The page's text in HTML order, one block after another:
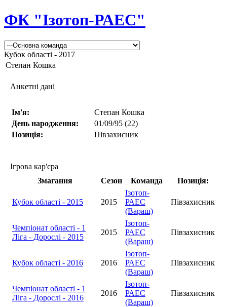
ФК "Ізотоп-РАЕС"
Кубок області - 2017
Степан Кошка
Анкетні дані
Ім'я:
Степан Кошка
День народження:
01/09/95 (22)
Позиція:
Півзахисник
Ігрова кар'єра
Змагання
Сезон Команда Позиція:
Кубок області - 2015 2015
Ізотоп-
РАЕС
(Вараш)
Півзахисник
Чемпіонат області - 1
Ліга - Дорослі - 2015
2015
Ізотоп-
РАЕС
(Вараш)
Півзахисник
Кубок області - 2016 2016
Ізотоп-
РАЕС
(Вараш)
Півзахисник
Чемпіонат області - 1
Ліга - Дорослі - 2016
2016
Ізотоп-
РАЕС
(Вараш)
Півзахисник